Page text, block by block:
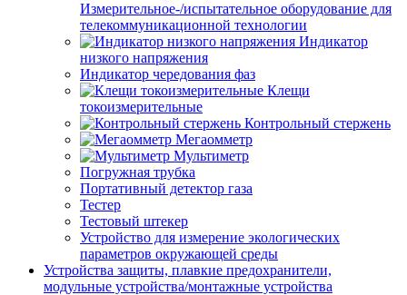
Измерительное-/испытательное оборудование для
телекоммуникационной технологии
Индикатор
низкого напряжения
Индикатор чередования фаз
Клещи
токоизмерительные
Контрольный стержень
Мегаомметр
Мультиметр
Погружная трубка
Портативный детектор газа
Тестер
Тестовый штекер
Устройство для измерение экологических
параметров окружающей среды
Устройства защиты, плавкие предохранители,
модульные устройства/монтажные устройства